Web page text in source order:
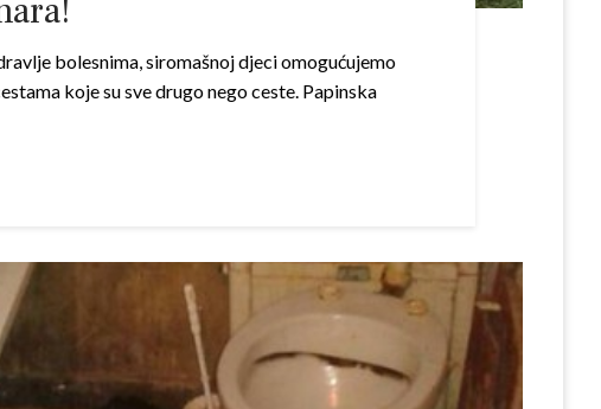
bolesnima, siromašnoj djeci omogućujemo
koje su sve drugo nego ceste. Papinska